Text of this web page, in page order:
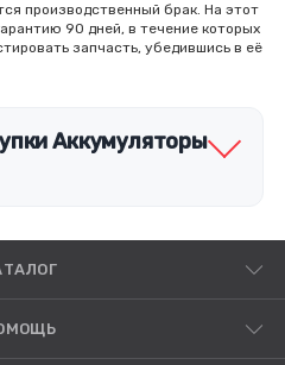
производственный брак. На этот
90 дней, в течение которых
запчасть, убедившись в её
Аккумуляторы